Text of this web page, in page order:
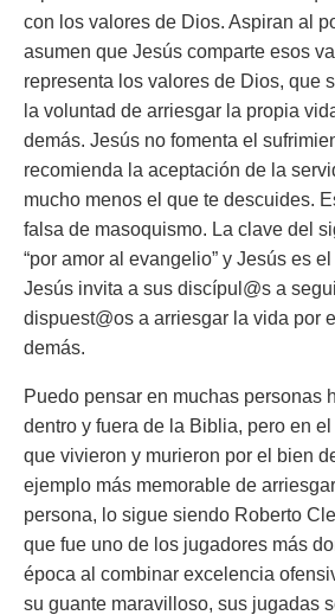
con los valores de Dios. Aspiran al
asumen que Jesús comparte esos
representa los valores de Dios, que
la voluntad de arriesgar la propia
demás. Jesús no fomenta el
recomienda la aceptación de la
mucho menos el que te descuides.
falsa de masoquismo. La clave del
“por amor al evangelio” y Jesús es
Jesús invita a sus discípul@s a
dispuest@os a arriesgar la vida por
demás.
Puedo pensar en muchas personas
dentro y fuera de la Biblia, pero en
que vivieron y murieron por el bien
ejemplo más memorable de
persona, lo sigue siendo Roberto
que fue uno de los jugadores más
época al combinar excelencia
su guante maravilloso, sus jugadas